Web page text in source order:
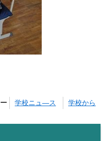
学校ニュ―ス 学校から